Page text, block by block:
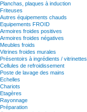
Planchas, plaques à induction
Friteuses
Autres équipements chauds
Equipements FROID
Armoires froides positives
Armoires froides négatives
Meubles froids
Vitrines froides murales
Présentoirs à ingrédients / vitrinettes
Cellules de refroidissement
Poste de lavage des mains
Echelles
Chariots
Etagères
Rayonnage
Préparation